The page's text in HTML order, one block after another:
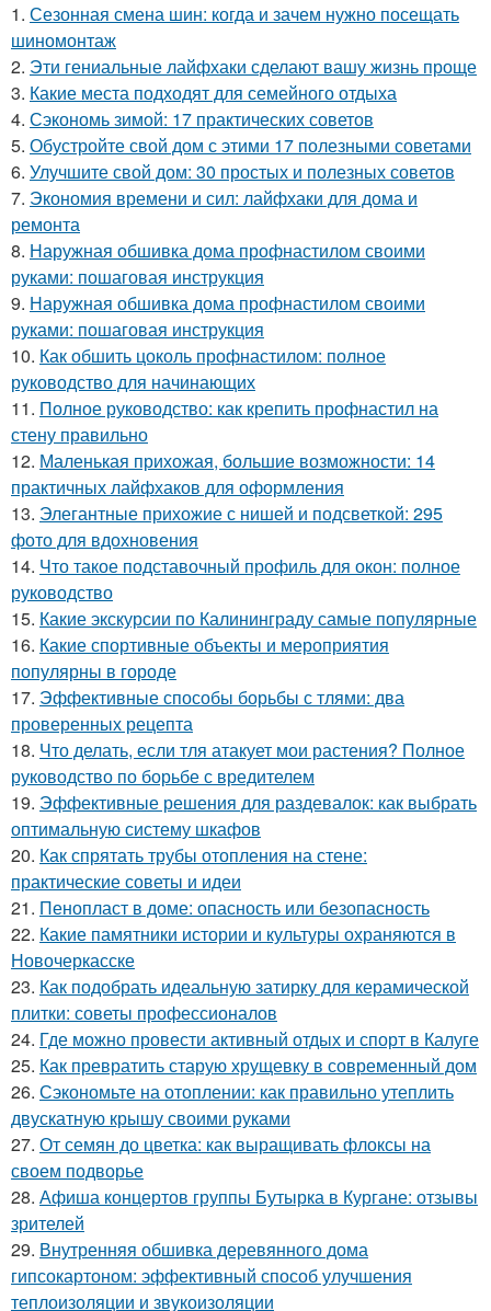
1. Сезонная смена шин: когда и зачем нужно посещать
шиномонтаж
2. Эти гениальные лайфхаки сделают вашу жизнь проще
3. Какие места подходят для семейного отдыха
4. Сэкономь зимой: 17 практических советов
5. Обустройте свой дом с этими 17 полезными советами
6. Улучшите свой дом: 30 простых и полезных советов
7. Экономия времени и сил: лайфхаки для дома и
ремонта
8. Наружная обшивка дома профнастилом своими
руками: пошаговая инструкция
9. Наружная обшивка дома профнастилом своими
руками: пошаговая инструкция
10. Как обшить цоколь профнастилом: полное
руководство для начинающих
11. Полное руководство: как крепить профнастил на
стену правильно
12. Маленькая прихожая, большие возможности: 14
практичных лайфхаков для оформления
13. Элегантные прихожие с нишей и подсветкой: 295
фото для вдохновения
14. Что такое подставочный профиль для окон: полное
руководство
15. Какие экскурсии по Калининграду самые популярные
16. Какие спортивные объекты и мероприятия
популярны в городе
17. Эффективные способы борьбы с тлями: два
проверенных рецепта
18. Что делать, если тля атакует мои растения? Полное
руководство по борьбе с вредителем
19. Эффективные решения для раздевалок: как выбрать
оптимальную систему шкафов
20. Как спрятать трубы отопления на стене:
практические советы и идеи
21. Пенопласт в доме: опасность или безопасность
22. Какие памятники истории и культуры охраняются в
Новочеркасске
23. Как подобрать идеальную затирку для керамической
плитки: советы профессионалов
24. Где можно провести активный отдых и спорт в Калуге
25. Как превратить старую хрущевку в современный дом
26. Сэкономьте на отоплении: как правильно утеплить
двускатную крышу своими руками
27. От семян до цветка: как выращивать флоксы на
своем подворье
28. Афиша концертов группы Бутырка в Кургане: отзывы
зрителей
29. Внутренняя обшивка деревянного дома
гипсокартоном: эффективный способ улучшения
теплоизоляции и звукоизоляции